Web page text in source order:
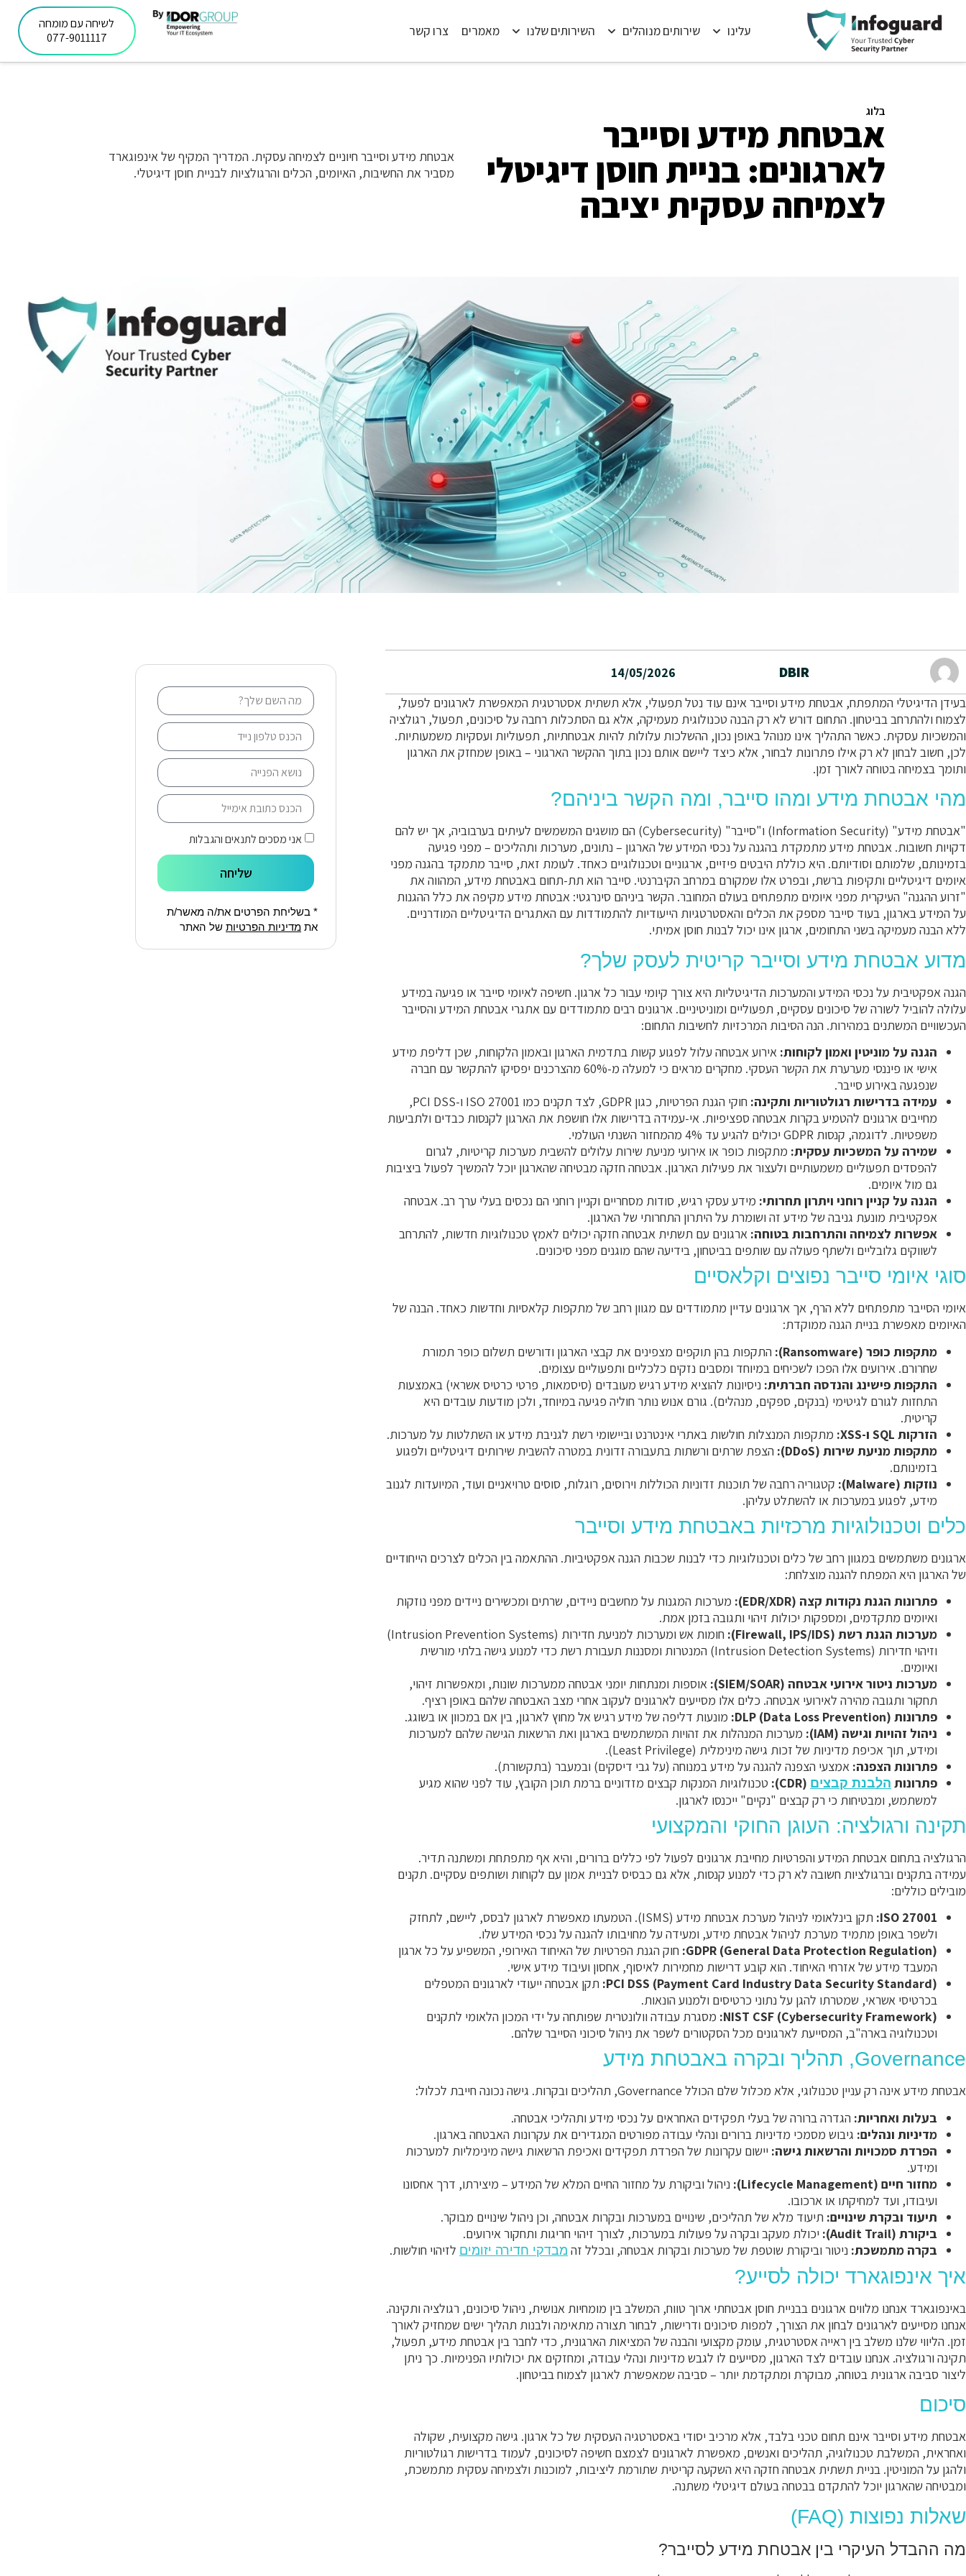
עלינו שירותים מנוהלים השירותים שלנו מאמרים צרו קשר
לשיחה עם מומחה
077-9011117
בלוג
אבטחת מידע וסייבר
לארגונים: בניית חוסן דיגיטלי
לצמיחה עסקית יציבה
אבטחת מידע וסייבר חיוניים לצמיחה עסקית. המדריך המקיף של אינפוגארד
מסביר את החשיבות, האיומים, הכלים והרגולציות לבניית חוסן דיגיטלי.
DBIR
14/05/2026
בעידן הדיגיטלי המתפתח, אבטחת מידע וסייבר אינם עוד נטל תפעולי, אלא תשתית אסטרטגית המאפשרת לארגונים לפעול,
לצמוח ולהתרחב בביטחון. התחום דורש לא רק הבנה טכנולוגית מעמיקה, אלא גם הסתכלות רחבה על סיכונים, תפעול, רגולציה
והמשכיות עסקית. כאשר התהליך אינו מנוהל באופן נכון, ההשלכות עלולות להיות אבטחתיות, תפעוליות ועסקיות משמעותיות.
לכן, חשוב לבחון לא רק אילו פתרונות לבחור, אלא כיצד ליישם אותם נכון בתוך ההקשר הארגוני – באופן שמחזק את הארגון
ותומך בצמיחה בטוחה לאורך זמן.
מהי אבטחת מידע ומהו סייבר, ומה הקשר ביניהם?
"אבטחת מידע" (Information Security) ו"סייבר" (Cybersecurity) הם מושגים המשמשים לעיתים בערבוביה, אך יש להם
דקויות חשובות. אבטחת מידע מתמקדת בהגנה על נכסי המידע של הארגון – נתונים, מערכות ותהליכים – מפני פגיעה
בזמינותם, שלמותם וסודיותם. היא כוללת היבטים פיזיים, ארגוניים וטכנולוגיים כאחד. לעומת זאת, סייבר מתמקד בהגנה מפני
איומים דיגיטליים ותקיפות ברשת, ובפרט אלו שמקורם במרחב הקיברנטי. סייבר הוא תת-תחום באבטחת מידע, המהווה את
"זרוע ההגנה" העיקרית מפני איומים מתפתחים בעולם המחובר. הקשר ביניהם סינרגטי: אבטחת מידע מקיפה את כלל ההגנות
על המידע בארגון, בעוד סייבר מספק את הכלים והאסטרטגיות הייעודיות להתמודדות עם האתגרים הדיגיטליים המודרניים.
ללא הבנה מעמיקה בשני התחומים, ארגון אינו יכול לבנות חוסן אמיתי.
מדוע אבטחת מידע וסייבר קריטית לעסק שלך?
הגנה אפקטיבית על נכסי המידע והמערכות הדיגיטליות היא צורך קיומי עבור כל ארגון. חשיפה לאיומי סייבר או פגיעה במידע
עלולה להוביל לשורה של סיכונים עסקיים, תפעוליים ומוניטיניים. ארגונים רבים מתמודדים עם אתגרי אבטחת המידע והסייבר
העכשוויים המשתנים במהירות. הנה הסיבות המרכזיות לחשיבות התחום:
הגנה על מוניטין ואמון לקוחות: אירוע אבטחה עלול לפגוע קשות בתדמית הארגון ובאמון הלקוחות, שכן דליפת מידע
אישי או פיננסי מערערת את הקשר העסקי. מחקרים מראים כי למעלה מ-60% מהצרכנים יפסיקו להתקשר עם חברה
שנפגעה באירוע סייבר.
עמידה בדרישות רגולטוריות ותקינה:
חוקי הגנת הפרטיות, כגון GDPR, לצד תקנים כמו ISO 27001 ו-PCI DSS,
מחייבים ארגונים להטמיע בקרות אבטחה ספציפיות. אי-עמידה בדרישות אלו חושפת את הארגון לקנסות כבדים ולתביעות
משפטיות. לדוגמה, קנסות GDPR יכולים להגיע עד 4% מהמחזור השנתי העולמי.
שמירה על המשכיות עסקית: מתקפות כופר או אירועי מניעת שירות עלולים להשבית מערכות קריטיות, לגרום
להפסדים תפעוליים משמעותיים ולעצור את פעילות הארגון. אבטחה חזקה מבטיחה שהארגון יוכל להמשיך לפעול ביציבות
גם מול איומים.
הגנה על קניין רוחני ויתרון תחרותי: מידע עסקי רגיש, סודות מסחריים וקניין רוחני הם נכסים בעלי ערך רב. אבטחה
אפקטיבית מונעת גניבה של מידע זה ושומרת על היתרון התחרותי של הארגון.
אפשרות לצמיחה והתרחבות בטוחה: ארגונים עם תשתית אבטחה חזקה יכולים לאמץ טכנולוגיות חדשות, להתרחב
לשווקים גלובליים ולשתף פעולה עם שותפים בביטחון, בידיעה שהם מוגנים מפני סיכונים.
סוגי איומי סייבר נפוצים וקלאסיים
איומי הסייבר מתפתחים ללא הרף, אך ארגונים עדיין מתמודדים עם מגוון רחב של מתקפות קלאסיות וחדשות כאחד. הבנה של
האיומים מאפשרת בניית הגנה ממוקדת:
מתקפות כופר (Ransomware):
התקפות בהן תוקפים מצפינים את קבצי הארגון ודורשים תשלום כופר תמורת
שחרורם. אירועים אלו הפכו לשכיחים במיוחד ומסבים נזקים כלכליים ותפעוליים עצומים.
התקפות פישינג והנדסה חברתית: ניסיונות להוציא מידע רגיש מעובדים (סיסמאות, פרטי כרטיס אשראי) באמצעות
התחזות לגורם לגיטימי (בנקים, ספקים, מנהלים). גורם אנוש נותר חוליה פגיעה במיוחד, ולכן מודעות עובדים היא
קריטית.
הזרקות SQL ו-XSS:
מתקפות המנצלות חולשות באתרי אינטרנט וביישומי רשת לגניבת מידע או השתלטות על מערכות.
מתקפות מניעת שירות (DDoS):
הצפת שרתים ורשתות בתעבורה זדונית במטרה להשבית שירותים דיגיטליים ולפגוע
בזמינותם.
נוזקות (Malware):
קטגוריה רחבה של תוכנות זדוניות הכוללות וירוסים, רוגלות, סוסים טרויאניים ועוד, המיועדות לגנוב
מידע, לפגוע במערכות או להשתלט עליהן.
כלים וטכנולוגיות מרכזיות באבטחת מידע וסייבר
ארגונים משתמשים במגוון רחב של כלים וטכנולוגיות כדי לבנות שכבות הגנה אפקטיביות. ההתאמה בין הכלים לצרכים הייחודיים
של הארגון היא המפתח להגנה מוצלחת:
פתרונות הגנת נקודות קצה (EDR/XDR):
מערכות המגנות על מחשבים ניידים, שרתים ומכשירים ניידים מפני נוזקות
ואיומים מתקדמים, ומספקות יכולות זיהוי ותגובה בזמן אמת.
מערכות הגנת רשת (Firewall, IPS/IDS):
חומות אש ומערכות למניעת חדירות (Intrusion Prevention Systems)
וזיהוי חדירות (Intrusion Detection Systems) המנטרות ומסננות תעבורת רשת כדי למנוע גישה בלתי מורשית
ואיומים.
מערכות ניטור אירועי אבטחה (SIEM/SOAR):
אוספות ומנתחות יומני אבטחה ממערכות שונות, ומאפשרות זיהוי,
תחקור ותגובה מהירה לאירועי אבטחה. כלים אלו מסייעים לארגונים לעקוב אחרי מצב האבטחה שלהם באופן רציף.
פתרונות DLP (Data Loss Prevention):
מונעות דליפה של מידע רגיש אל מחוץ לארגון, בין אם במכוון או בשוגג.
ניהול זהויות וגישה (IAM):
מערכות המנהלות את זהויות המשתמשים בארגון ואת הרשאות הגישה שלהם למערכות
ומידע, תוך אכיפת מדיניות של זכות גישה מינימלית (Least Privilege).
פתרונות הצפנה: אמצעי הצפנה להגנה על מידע במנוחה (על גבי דיסקים) ובמעבר (בתקשורת).
פתרונות הלבנת קבצים (CDR):
טכנולוגיות המנקות קבצים מזדוניים ברמת תוכן הקובץ, עוד לפני שהוא מגיע
למשתמש, ומבטיחות כי רק קבצים "נקיים" ייכנסו לארגון.
תקינה ורגולציה: העוגן החוקי והמקצועי
הרגולציה בתחום אבטחת המידע והפרטיות מחייבת ארגונים לפעול לפי כללים ברורים, והיא אף מתפתחת ומשתנה תדיר.
עמידה בתקנים וברגולציות חשובה לא רק כדי למנוע קנסות, אלא גם כבסיס לבניית אמון עם לקוחות ושותפים עסקיים. תקנים
מובילים כוללים:
ISO 27001:
תקן בינלאומי לניהול מערכת אבטחת מידע (ISMS). הטמעתו מאפשרת לארגון לבסס, ליישם, לתחזק
ולשפר באופן מתמיד מערכת לניהול אבטחת מידע, ומעידה על מחויבותו להגנה על נכסי המידע שלו.
GDPR (General Data Protection Regulation): חוק הגנת הפרטיות של האיחוד האירופי, המשפיע על כל ארגון
המעבד מידע של אזרחי האיחוד. הוא קובע דרישות מחמירות לאיסוף, אחסון ועיבוד מידע אישי.
PCI DSS (Payment Card Industry Data Security Standard): תקן אבטחה ייעודי לארגונים המטפלים
בכרטיסי אשראי, שמטרתו להגן על נתוני כרטיסים ולמנוע הונאות.
NIST CSF (Cybersecurity Framework): מסגרת עבודה וולונטרית שפותחה על ידי המכון הלאומי לתקנים
וטכנולוגיה בארה"ב, המסייעת לארגונים מכל הסקטורים לשפר את ניהול סיכוני הסייבר שלהם.
Governance, תהליך ובקרה באבטחת מידע
אבטחת מידע אינה רק עניין טכנולוגי, אלא מכלול שלם הכולל Governance, תהליכים ובקרות. גישה נכונה חייבת לכלול:
בעלות ואחריות: הגדרה ברורה של בעלי תפקידים האחראים על נכסי מידע ותהליכי אבטחה.
מדיניות ונהלים: גיבוש מסמכי מדיניות ברורים ונהלי עבודה מפורטים המגדירים את עקרונות האבטחה בארגון.
הפרדת סמכויות והרשאות גישה: יישום עקרונות של הפרדת תפקידים ואכיפת הרשאות גישה מינימליות למערכות
ומידע.
מחזור חיים (Lifecycle Management):
ניהול וביקורת על מחזור החיים המלא של המידע – מיצירתו, דרך אחסונו
ועיבודו, ועד למחיקתו או ארכובו.
תיעוד ובקרת שינויים: תיעוד מלא של תהליכים, שינויים במערכות ובקרות אבטחה, וכן ניהול שינויים מבוקר.
ביקורת (Audit Trail):
יכולת מעקב ובקרה על פעולות במערכות, לצורך זיהוי חריגות ותחקור אירועים.
בקרה מתמשכת: ניטור וביקורת שוטפת של מערכות ובקרות אבטחה, ובכלל זה מבדקי חדירה יזומים לזיהוי חולשות.
איך אינפוגארד יכולה לסייע?
באינפוגארד אנחנו מלווים ארגונים בבניית חוסן אבטחתי ארוך טווח, המשלב בין מומחיות אנושית, ניהול סיכונים, רגולציה ותקינה.
אנחנו מסייעים לארגונים לבחון את הצורך, למפות סיכונים ודרישות, לבחור תצורה מתאימה ולבנות תהליך ישים שמחזיק לאורך
זמן. הליווי שלנו משלב בין ראייה אסטרטגית, עומק מקצועי והבנה של המציאות הארגונית, כדי לחבר בין אבטחת מידע, תפעול,
תקינה ורגולציה. אנחנו עובדים לצד הארגון, מסייעים לו לגבש מדיניות ונהלי עבודה, ומחזקים את יכולותיו הפנימיות. כך ניתן
ליצור סביבה ארגונית בטוחה, מבוקרת ומתקדמת יותר – סביבה שמאפשרת לארגון לצמוח בביטחון.
סיכום
אבטחת מידע וסייבר אינם תחום טכני בלבד, אלא מרכיב יסודי באסטרטגיה העסקית של כל ארגון. גישה מקצועית, שקולה
ואחראית, המשלבת טכנולוגיה, תהליכים ואנשים, מאפשרת לארגונים לצמצם חשיפה לסיכונים, לעמוד בדרישות רגולטוריות
ולהגן על המוניטין. בניית תשתית אבטחה חזקה היא השקעה קריטית שתורמת ליציבות, למוכנות ולצמיחה עסקית מתמשכת,
ומבטיחה שהארגון יוכל להתקדם בבטחה בעולם דיגיטלי משתנה.
שאלות נפוצות (FAQ)
מה ההבדל העיקרי בין אבטחת מידע לסייבר?
אני מסכים לתנאים והגבלות
שליחה
* בשליחת הפרטים את/ה מאשר/ת
את מדיניות הפרטיות של האתר